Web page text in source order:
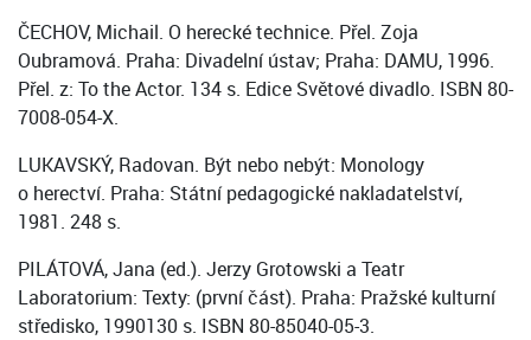
ČECHOV, Michail. O herecké technice. Přel. Zoja
Oubramová. Praha: Divadelní ústav; Praha: DAMU, 1996.
Přel. z: To the Actor. 134 s. Edice Světové divadlo. ISBN 80-
7008-054-X.
LUKAVSKÝ, Radovan. Být nebo nebýt: Monology
o herectví. Praha: Státní pedagogické nakladatelství,
1981. 248 s.
PILÁTOVÁ, Jana (ed.). Jerzy Grotowski a Teatr
Laboratorium: Texty: (první část). Praha: Pražské kulturní
středisko, 1990130 s. ISBN 80-85040-05-3.